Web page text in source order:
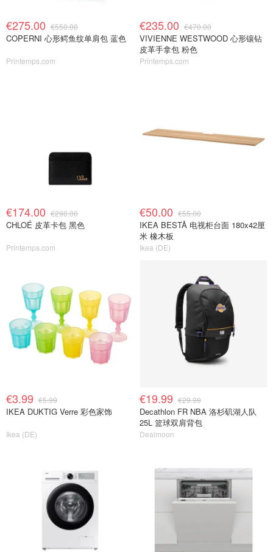
€275.00 €550.00
COPERNI 心形鳄鱼纹单肩包 蓝色
Printemps.com
€235.00 €470.00
VIVIENNE WESTWOOD 心形镶钻
皮革手拿包 粉色
Printemps.com
€174.00 €290.00
CHLOÉ 皮革卡包 黑色
Printemps.com
€50.00 €55.00
IKEA BESTÅ 电视柜台面 180x42厘
米 橡木板
Ikea (DE)
€3.99 €5.99
IKEA DUKTIG Verre 彩色家饰
Ikea (DE)
€19.99 €29.99
Decathlon FR NBA 洛杉矶湖人队
25L 篮球双肩背包
Dealmoon